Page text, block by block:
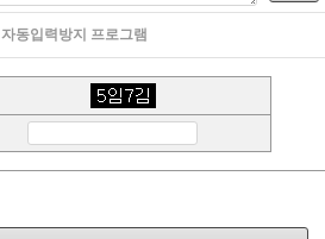
자동입력방지 프로그램